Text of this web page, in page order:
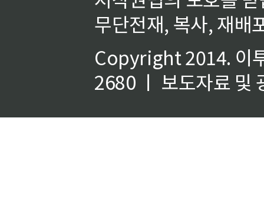
무단전재, 복사, 재배
Copyright 2014. 이
2680 ㅣ 보도자료